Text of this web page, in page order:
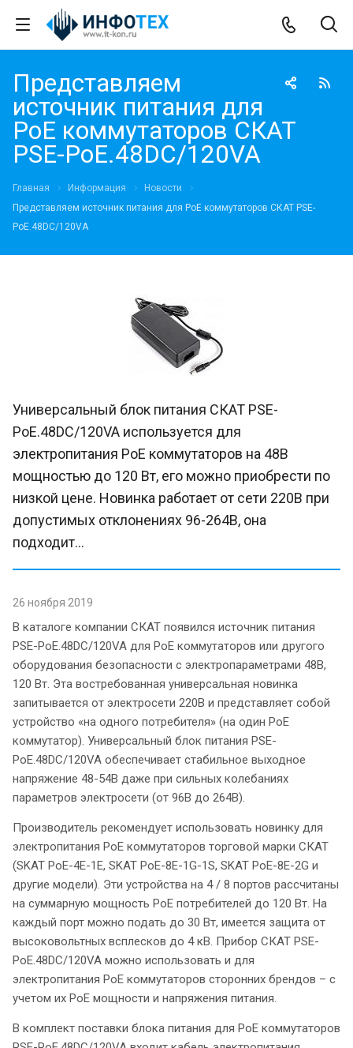
Представляем
источник питания для
PoE коммутаторов СКАТ
PSE-PoE.48DC/120VA
Главная Информация
Новости
Представляем источник питания для PoE коммутаторов СКАТ PSE-
PoE.48DC/120VA
Универсальный блок питания СКАТ PSE-
PoE.48DC/120VA используется для
электропитания PoE коммутаторов на 48В
мощностью до 120 Вт, его можно приобрести по
низкой цене. Новинка работает от сети 220В при
допустимых отклонениях 96-264В, она
подходит...
26 ноября 2019
В каталоге компании СКАТ появился источник питания
PSE-PoE.48DC/120VA для PoE коммутаторов или другого
оборудования безопасности с электропараметрами 48В,
120 Вт. Эта востребованная универсальная новинка
запитывается от электросети 220В и представляет собой
устройство «на одного потребителя» (на один PoE
коммутатор). Универсальный блок питания PSE-
PoE.48DC/120VA обеспечивает стабильное выходное
напряжение 48-54В даже при сильных колебаниях
параметров электросети (от 96В до 264В).
Производитель рекомендует использовать новинку для
электропитания PoE коммутаторов торговой марки СКАТ
(SKAT PoE-4E-1E, SKAT PoE-8E-1G-1S, SKAT PoE-8E-2G и
другие модели). Эти устройства на 4 / 8 портов рассчитаны
на суммарную мощность PoE потребителей до 120 Вт. На
каждый порт можно подать до 30 Вт, имеется защита от
высоковольтных всплесков до 4 кВ. Прибор СКАТ PSE-
PoE.48DC/120VA можно использовать и для
электропитания PoE коммутаторов сторонних брендов – с
учетом их PoE мощности и напряжения питания.
В комплект поставки блока питания для PoE коммутаторов